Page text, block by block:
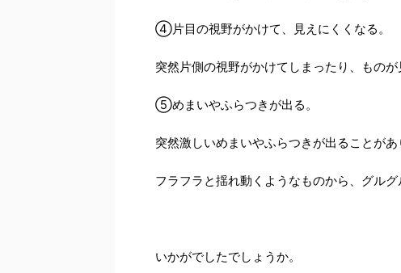
④片目の視野がかけて、見えにくくなる。
突然片側の視野がかけてしまったり、ものが
⑤めまいやふらつきが出る。
突然激しいめまいやふらつきが出ることがあ
フラフラと揺れ動くようなものから、グル
いかがでしたでしょうか。